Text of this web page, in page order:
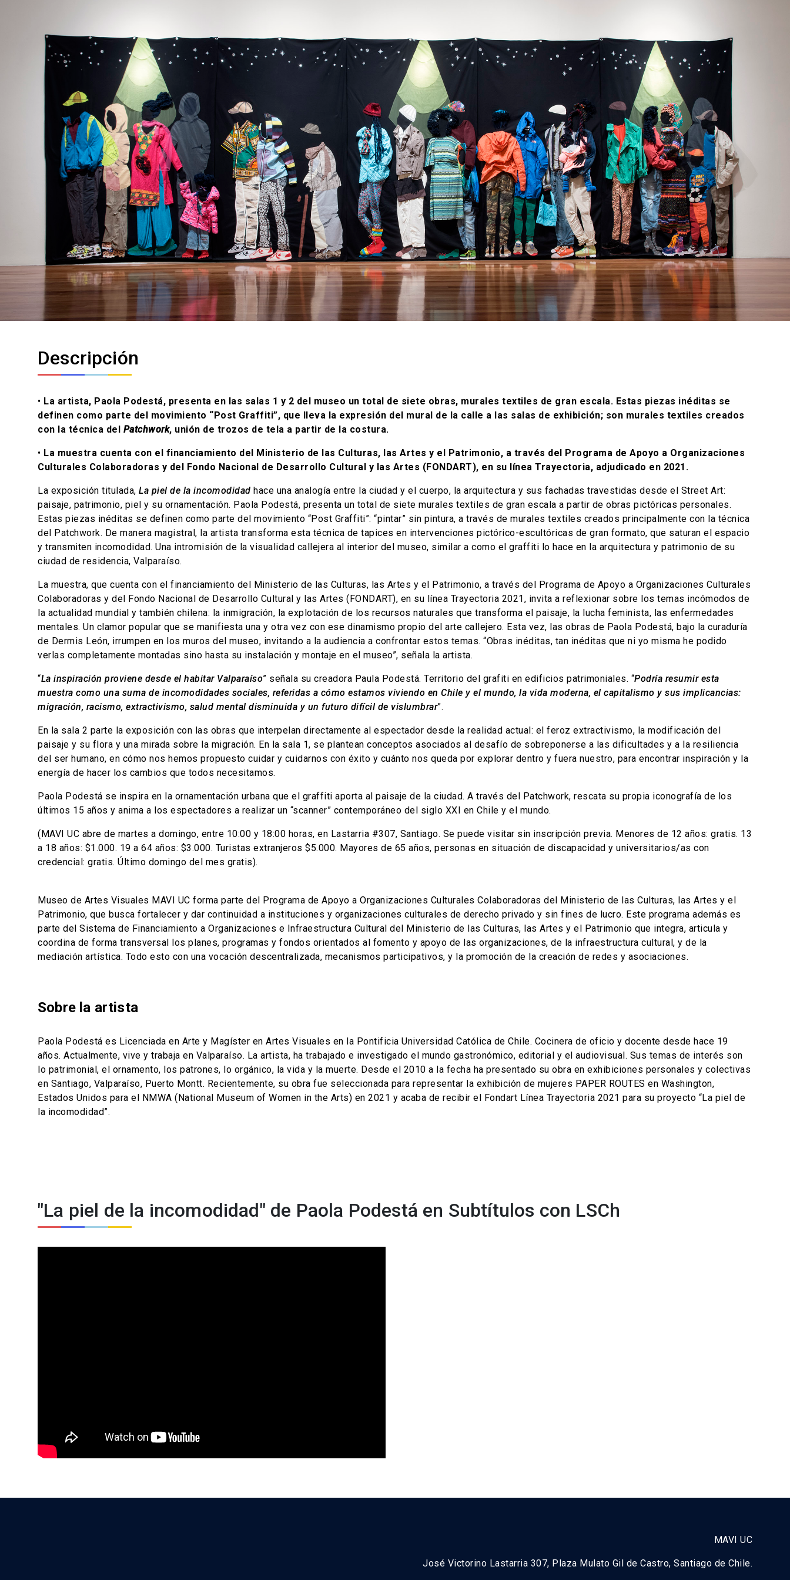
Descripción
• La artista, Paola Podestá, presenta en las salas 1 y 2 del museo un total de siete obras, murales textiles de gran escala. Estas piezas inéditas se
definen como parte del movimiento “Post Graffiti”, que lleva la expresión del mural de la calle a las salas de exhibición; son murales textiles creados
con la técnica del Patchwork, unión de trozos de tela a partir de la costura.
• La muestra cuenta con el financiamiento del Ministerio de las Culturas, las Artes y el Patrimonio, a través del Programa de Apoyo a Organizaciones
Culturales Colaboradoras y del Fondo Nacional de Desarrollo Cultural y las Artes (FONDART), en su línea Trayectoria, adjudicado en 2021.
La exposición titulada, La piel de la incomodidad hace una analogía entre la ciudad y el cuerpo, la arquitectura y sus fachadas travestidas desde el Street Art:
paisaje, patrimonio, piel y su ornamentación. Paola Podestá, presenta un total de siete murales textiles de gran escala a partir de obras pictóricas personales.
Estas piezas inéditas se definen como parte del movimiento “Post Graffiti”: “pintar” sin pintura, a través de murales textiles creados principalmente con la técnica
del Patchwork. De manera magistral, la artista transforma esta técnica de tapices en intervenciones pictórico-escultóricas de gran formato, que saturan el espacio
y transmiten incomodidad. Una intromisión de la visualidad callejera al interior del museo, similar a como el graffiti lo hace en la arquitectura y patrimonio de su
ciudad de residencia, Valparaíso.
La muestra, que cuenta con el financiamiento del Ministerio de las Culturas, las Artes y el Patrimonio, a través del Programa de Apoyo a Organizaciones Culturales
Colaboradoras y del Fondo Nacional de Desarrollo Cultural y las Artes (FONDART), en su línea Trayectoria 2021, invita a reflexionar sobre los temas incómodos de
la actualidad mundial y también chilena: la inmigración, la explotación de los recursos naturales que transforma el paisaje, la lucha feminista, las enfermedades
mentales. Un clamor popular que se manifiesta una y otra vez con ese dinamismo propio del arte callejero. Esta vez, las obras de Paola Podestá, bajo la curaduría
de Dermis León, irrumpen en los muros del museo, invitando a la audiencia a confrontar estos temas. “Obras inéditas, tan inéditas que ni yo misma he podido
verlas completamente montadas sino hasta su instalación y montaje en el museo”, señala la artista.
“La inspiración proviene desde el habitar Valparaíso” señala su creadora Paula Podestá. Territorio del grafiti en edificios patrimoniales. “Podría resumir esta
muestra como una suma de incomodidades sociales, referidas a cómo estamos viviendo en Chile y el mundo, la vida moderna, el capitalismo y sus implicancias:
migración, racismo, extractivismo, salud mental disminuida y un futuro difícil de vislumbrar”.
En la sala 2 parte la exposición con las obras que interpelan directamente al espectador desde la realidad actual: el feroz extractivismo, la modificación del
paisaje y su flora y una mirada sobre la migración. En la sala 1, se plantean conceptos asociados al desafío de sobreponerse a las dificultades y a la resiliencia
del ser humano, en cómo nos hemos propuesto cuidar y cuidarnos con éxito y cuánto nos queda por explorar dentro y fuera nuestro, para encontrar inspiración y la
energía de hacer los cambios que todos necesitamos.
Paola Podestá se inspira en la ornamentación urbana que el graffiti aporta al paisaje de la ciudad. A través del Patchwork, rescata su propia iconografía de los
últimos 15 años y anima a los espectadores a realizar un “scanner” contemporáneo del siglo XXI en Chile y el mundo.
(MAVI UC abre de martes a domingo, entre 10:00 y 18:00 horas, en Lastarria #307, Santiago. Se puede visitar sin inscripción previa. Menores de 12 años: gratis. 13
a 18 años: $1.000. 19 a 64 años: $3.000. Turistas extranjeros $5.000. Mayores de 65 años, personas en situación de discapacidad y universitarios/as con
credencial: gratis. Último domingo del mes gratis).
Museo de Artes Visuales MAVI UC forma parte del Programa de Apoyo a Organizaciones Culturales Colaboradoras del Ministerio de las Culturas, las Artes y el
Patrimonio, que busca fortalecer y dar continuidad a instituciones y organizaciones culturales de derecho privado y sin fines de lucro. Este programa además es
parte del Sistema de Financiamiento a Organizaciones e Infraestructura Cultural del Ministerio de las Culturas, las Artes y el Patrimonio que integra, articula y
coordina de forma transversal los planes, programas y fondos orientados al fomento y apoyo de las organizaciones, de la infraestructura cultural, y de la
mediación artística. Todo esto con una vocación descentralizada, mecanismos participativos, y la promoción de la creación de redes y asociaciones.
Sobre la artista
Paola Podestá es Licenciada en Arte y Magíster en Artes Visuales en la Pontificia Universidad Católica de Chile. Cocinera de oficio y docente desde hace 19
años. Actualmente, vive y trabaja en Valparaíso. La artista, ha trabajado e investigado el mundo gastronómico, editorial y el audiovisual. Sus temas de interés son
lo patrimonial, el ornamento, los patrones, lo orgánico, la vida y la muerte. Desde el 2010 a la fecha ha presentado su obra en exhibiciones personales y colectivas
en Santiago, Valparaíso, Puerto Montt. Recientemente, su obra fue seleccionada para representar la exhibición de mujeres PAPER ROUTES en Washington,
Estados Unidos para el NMWA (National Museum of Women in the Arts) en 2021 y acaba de recibir el Fondart Línea Trayectoria 2021 para su proyecto “La piel de
la incomodidad”.
"La piel de la incomodidad" de Paola Podestá en Subtítulos con LSCh
MAVI UC
José Victorino Lastarria 307, Plaza Mulato Gil de Castro, Santiago de Chile.